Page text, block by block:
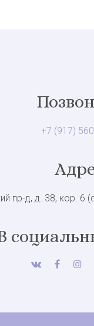
+7 (917)
пр-д, д. 38, кор. 6